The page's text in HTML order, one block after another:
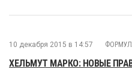
10 декабря 2015 в 14:57
ХЕЛЬМУТ МАРКО: НОВЫЕ